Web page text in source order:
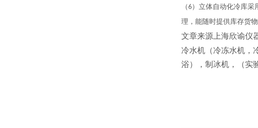
（6）立体自动化冷库采
理，能随时提供库存货
文章来源上海欣谕仪
冷水机（冷冻水机，
浴），制冰机，（实